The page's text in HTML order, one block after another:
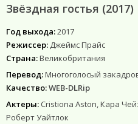
Звёздная гостья (2017)
Год выхода:2017
Режиссер: Джеймс Прайс
Страна:Великобритания
Перевод:Многоголосый
Качество:WEB-DLRip
Актеры: Cristiona Aston, Кара
Роберт Уайтлок